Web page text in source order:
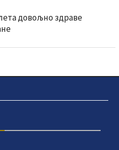
довољно здраве